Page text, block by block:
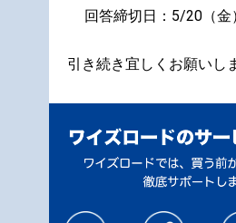
回答締切日：5/20（金
引き続き宜しくお願いし